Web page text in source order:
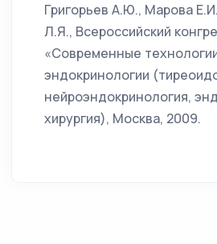
Григорьев А.Ю., Марова
Л.Я., Всероссийский
«Современные
эндокринологии
нейроэндокринология,
хирургия), Москва, 2009.